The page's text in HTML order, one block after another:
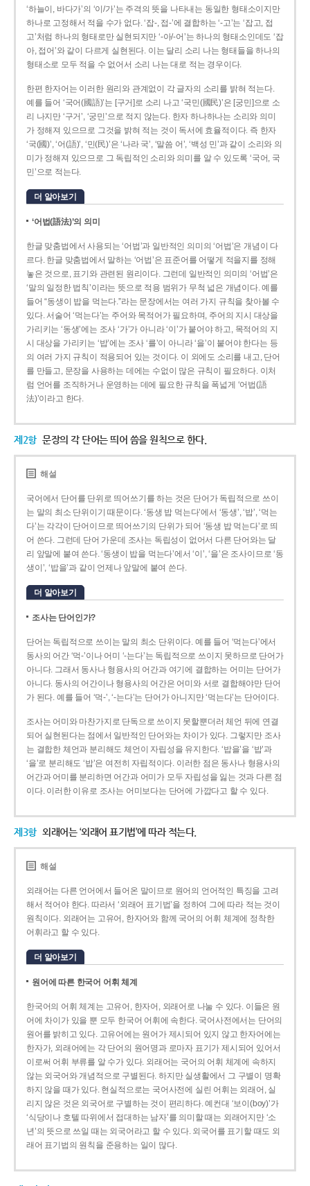
‘하늘이, 바다가’의 ‘이/가’는 주격의 뜻을 나타내는 동일한 형태소이지만
하나로 고정해서 적을 수가 없다. ‘잡-, 접-’에 결합하는 ‘-고’는 ‘잡고, 접
고’처럼 하나의 형태로만 실현되지만 ‘-아/-어’는 하나의 형태소인데도 ‘잡
아, 접어’와 같이 다르게 실현된다. 이는 달리 소리 나는 형태들을 하나의
형태소로 모두 적을 수 없어서 소리 나는 대로 적는 경우이다.
한편 한자어는 이러한 원리와 관계없이 각 글자의 소리를 밝혀 적는다.
예를 들어 ‘국어(國語)’는 [구거]로 소리 나고 ‘국민(國民)’은 [궁민]으로 소
리 나지만 ‘구거’, ‘궁민’으로 적지 않는다. 한자 하나하나는 소리와 의미
가 정해져 있으므로 그것을 밝혀 적는 것이 독서에 효율적이다. 즉 한자
‘국(國)’, ‘어(語)’, ‘민(民)’은 ‘나라 국’, ‘말씀 어’, ‘백성 민’과 같이 소리와 의
미가 정해져 있으므로 그 독립적인 소리와 의미를 알 수 있도록 ‘국어, 국
민’으로 적는다.
더 알아보기
‘어법(語法)’의 의미
한글 맞춤법에서 사용되는 ‘어법’과 일반적인 의미의 ‘어법’은 개념이 다
르다. 한글 맞춤법에서 말하는 ‘어법’은 표준어를 어떻게 적을지를 정해
놓은 것으로, 표기와 관련된 원리이다. 그런데 일반적인 의미의 ‘어법’은
‘말의 일정한 법칙’이라는 뜻으로 적용 범위가 무척 넓은 개념이다. 예를
들어 “동생이 밥을 먹는다.”라는 문장에서는 여러 가지 규칙을 찾아볼 수
있다. 서술어 ‘먹는다’는 주어와 목적어가 필요하며, 주어의 지시 대상을
가리키는 ‘동생’에는 조사 ‘가’가 아니라 ‘이’가 붙어야 하고, 목적어의 지
시 대상을 가리키는 ‘밥’에는 조사 ‘를’이 아니라 ‘을’이 붙어야 한다는 등
의 여러 가지 규칙이 적용되어 있는 것이다. 이 외에도 소리를 내고, 단어
를 만들고, 문장을 사용하는 데에는 수없이 많은 규칙이 필요하다. 이처
럼 언어를 조직하거나 운영하는 데에 필요한 규칙을 폭넓게 ‘어법(語
法)’이라고 한다.
제2항 문장의 각 단어는 띄어 씀을 원칙으로 한다.
해설
국어에서 단어를 단위로 띄어쓰기를 하는 것은 단어가 독립적으로 쓰이
는 말의 최소 단위이기 때문이다. ‘동생 밥 먹는다’에서 ‘동생’, ‘밥’, ‘먹는
다’는 각각이 단어이므로 띄어쓰기의 단위가 되어 ‘동생 밥 먹는다’로 띄
어 쓴다. 그런데 단어 가운데 조사는 독립성이 없어서 다른 단어와는 달
리 앞말에 붙여 쓴다. ‘동생이 밥을 먹는다’에서 ‘이’, ‘을’은 조사이므로 ‘동
생이’, ‘밥을’과 같이 언제나 앞말에 붙여 쓴다.
더 알아보기
조사는 단어인가?
단어는 독립적으로 쓰이는 말의 최소 단위이다. 예를 들어 ‘먹는다’에서
동사의 어간 ‘먹-­’이나 어미 ‘­-는다’는 독립적으로 쓰이지 못하므로 단어가
아니다. 그래서 동사나 형용사의 어간과 여기에 결합하는 어미는 단어가
아니다. 동사의 어간이나 형용사의 어간은 어미와 서로 결합해야만 단어
가 된다. 예를 들어 ‘먹-’, ‘-는다’는 단어가 아니지만 ‘먹는다’는 단어이다.
조사는 어미와 마찬가지로 단독으로 쓰이지 못할뿐더러 체언 뒤에 연결
되어 실현된다는 점에서 일반적인 단어와는 차이가 있다. 그렇지만 조사
는 결합한 체언과 분리해도 체언이 자립성을 유지한다. ‘밥을’을 ‘밥’과
‘을’로 분리해도 ‘밥’은 여전히 자립적이다. 이러한 점은 동사나 형용사의
어간과 어미를 분리하면 어간과 어미가 모두 자립성을 잃는 것과 다른 점
이다. 이러한 이유로 조사는 어미보다는 단어에 가깝다고 할 수 있다.
제3항 외래어는 ‘외래어 표기법’에 따라 적는다.
해설
외래어는 다른 언어에서 들어온 말이므로 원어의 언어적인 특징을 고려
해서 적어야 한다. 따라서 ‘외래어 표기법’을 정하여 그에 따라 적는 것이
원칙이다. 외래어는 고유어, 한자어와 함께 국어의 어휘 체계에 정착한
어휘라고 할 수 있다.
더 알아보기
원어에 따른 한국어 어휘 체계
한국어의 어휘 체계는 고유어, 한자어, 외래어로 나눌 수 있다. 이들은 원
어에 차이가 있을 뿐 모두 한국어 어휘에 속한다. 국어사전에서는 단어의
원어를 밝히고 있다. 고유어에는 원어가 제시되어 있지 않고 한자어에는
한자가, 외래어에는 각 단어의 원어명과 로마자 표기가 제시되어 있어서
이로써 어휘 부류를 알 수가 있다. 외래어는 국어의 어휘 체계에 속하지
않는 외국어와 개념적으로 구별된다. 하지만 실생활에서 그 구별이 명확
하지 않을 때가 있다. 현실적으로는 국어사전에 실린 어휘는 외래어, 실
리지 않은 것은 외국어로 구별하는 것이 편리하다. 예컨대 ‘보이(boy)’가
‘식당이나 호텔 따위에서 접대하는 남자’를 의미할 때는 외래어지만 ‘소
년’의 뜻으로 쓰일 때는 외국어라고 할 수 있다. 외국어를 표기할 때도 외
래어 표기법의 원칙을 준용하는 일이 많다.